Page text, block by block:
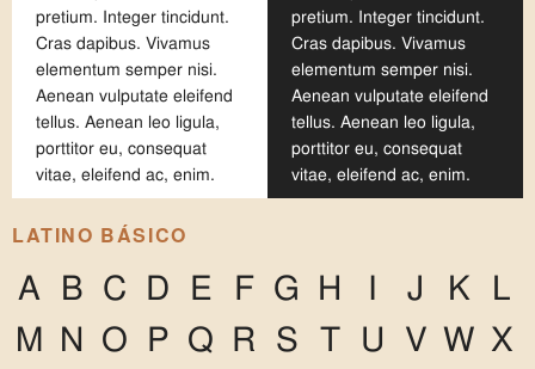
pretium. Integer tincidunt.
Cras dapibus. Vivamus
elementum semper nisi.
Aenean vulputate eleifend
tellus. Aenean leo ligula,
porttitor eu, consequat
vitae, eleifend ac, enim.
pretium. Integer tincidunt.
Cras dapibus. Vivamus
elementum semper nisi.
Aenean vulputate eleifend
tellus. Aenean leo ligula,
porttitor eu, consequat
vitae, eleifend ac, enim.
LATINO BÁSICO
A B C D E F G H I J K L
M N O P Q R S T U V W X